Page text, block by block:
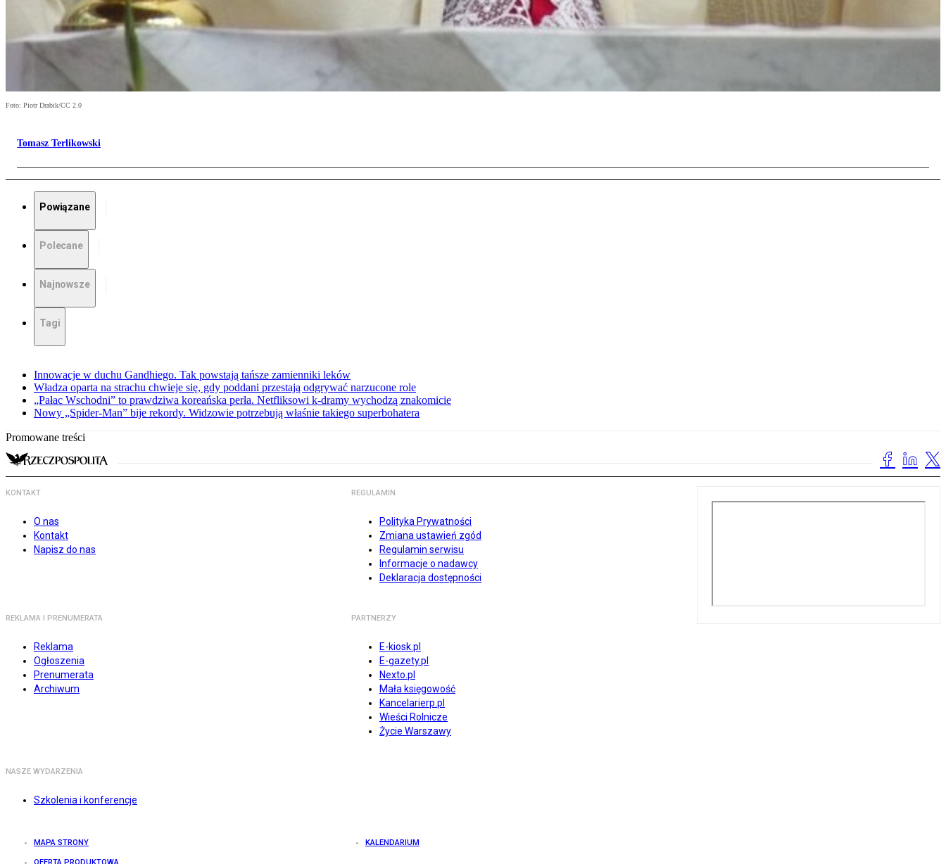
Foto: Piotr Drabik/CC 2.0
Tomasz Terlikowski
Powiązane
Polecane
Najnowsze
Tagi
Innowacje w duchu Gandhiego. Tak powstają tańsze zamienniki leków
Władza oparta na strachu chwieje się, gdy poddani przestają odgrywać narzucone role
„Pałac Wschodni” to prawdziwa koreańska perła. Netfliksowi k-dramy wychodzą znakomicie
Nowy „Spider-Man” bije rekordy. Widzowie potrzebują właśnie takiego superbohatera
Promowane treści
KONTAKT
O nas
Kontakt
Napisz do nas
REGULAMIN
Polityka Prywatności
Zmiana ustawień zgód
Regulamin serwisu
Informacje o nadawcy
Deklaracja dostępności
REKLAMA I PRENUMERATA
Reklama
Ogłoszenia
Prenumerata
Archiwum
PARTNERZY
E-kiosk.pl
E-gazety.pl
Nexto.pl
Mała księgowość
Kancelarierp.pl
Wieści Rolnicze
Życie Warszawy
NASZE WYDARZENIA
Szkolenia i konferencje
MAPA STRONY KALENDARIUM